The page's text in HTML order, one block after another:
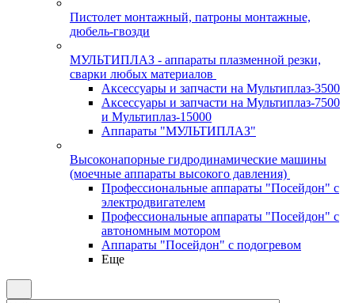
Пистолет монтажный, патроны монтажные,
дюбель-гвозди
МУЛЬТИПЛАЗ - аппараты плазменной резки,
сварки любых материалов
Аксессуары и запчасти на Мультиплаз-3500
Аксессуары и запчасти на Мультиплаз-7500
и Мультиплаз-15000
Аппараты "МУЛЬТИПЛАЗ"
Высоконапорные гидродинамические машины
(моечные аппараты высокого давления)
Профессиональные аппараты "Посейдон" с
электродвигателем
Профессиональные аппараты "Посейдон" с
автономным мотором
Аппараты "Посейдон" с подогревом
Еще